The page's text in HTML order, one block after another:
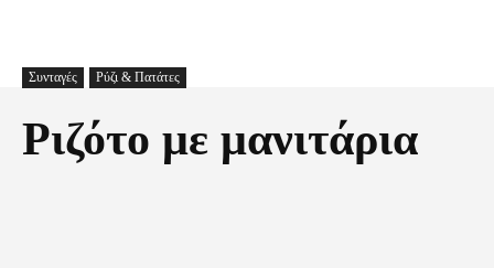
Συνταγές Ρύζι & Πατάτες
Ριζότο με μανιτάρια